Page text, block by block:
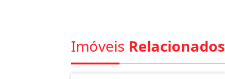
Imóveis Relacionados